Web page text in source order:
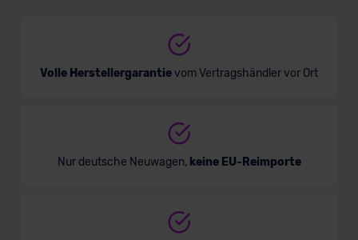
Verkauf startet in Kürze
Volle Herstellergarantievom Vertragshändler vor Ort
Nur deutsche Neuwagen, keine EU-Reimporte